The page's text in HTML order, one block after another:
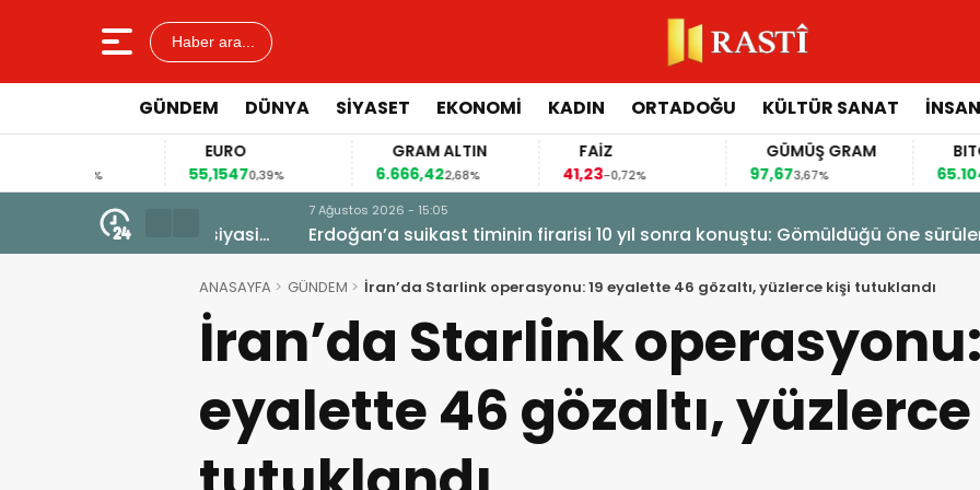
Haber ara...
GÜNDEM DÜNYA SİYASET EKONOMİ KADIN ORTADOĞU KÜLTÜR SANAT
55,15470,39%
GRAM ALTIN
6.666,422,68% -0,72%
GÜMÜŞ GRAM
3,67%
BITCOIN
65.104,00
şimdi de siyasi
7 Ağustos 2026 - 15:05
Erdoğan’a suikast timinin firarisi 10 yıl sonra konuştu: Gömüldüğü öne sürülen silahlar
kazı başladı
ANASAYFA GÜNDEM İran’da Starlink operasyonu: 19 eyalette 46 gözaltı, yüzlerce kişi tutuklandı
İran’da Starlink operasyonu:
eyalette 46 gözaltı,